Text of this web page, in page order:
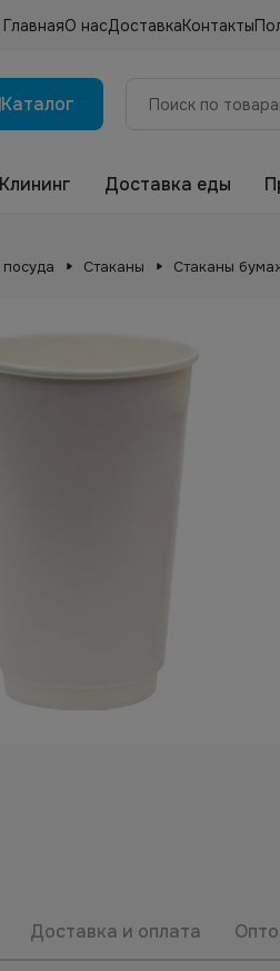
ГлавнаяО насДоставкаКонтакты
Каталог
Клининг Доставка еды
Стаканы Стаканы
Доставка и оплата